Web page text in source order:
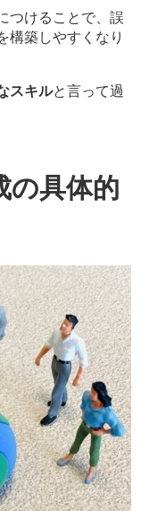
つけることで、誤
構築しやすくなり
スキルと言って過
の具体的